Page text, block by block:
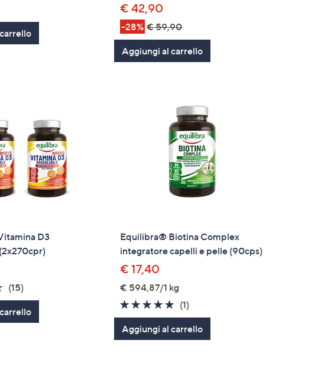
€ 42,90
-28% € 59,90
Aggiungi al carrello
D3
4.4
of
5
(15)
Recensioni
Equilibra® Biotina Complex
integratore capelli e pelle (90cps)
€ 17,40
€ 594,87/1 kg
5.0
of
5
(1)
Recensioni
Aggiungi al carrello